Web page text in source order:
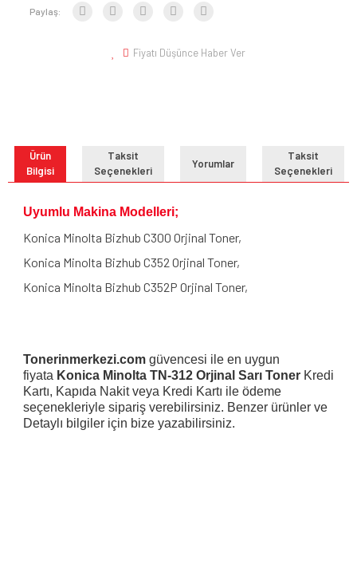
Paylaş:
Fiyatı Düşünce Haber Ver
Ürün
Bilgisi
Taksit
Seçenekleri
Yorumlar
Taksit
Seçenekleri
Uyumlu Makina Modelleri;
Konica Minolta Bizhub C300 Orjinal Toner,
Konica Minolta Bizhub C352 Orjinal Toner,
Konica Minolta Bizhub C352P Orjinal Toner,
Tonerinmerkezi.com güvencesi ile en uygun
fiyata Konica Minolta TN-312 Orjinal Sarı Toner Kredi
Kartı, Kapıda Nakit veya Kredi Kartı ile ödeme
seçenekleriyle sipariş verebilirsiniz. Benzer ürünler ve
Detaylı bilgiler için bize yazabilirsiniz.